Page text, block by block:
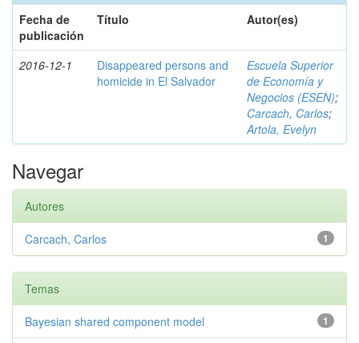
Fecha de
publicación
Título Autor(es)
2016-12-1
Disappeared persons and
homicide in El Salvador
Escuela Superior
de Economía y
Negocios (ESEN);
Carcach, Carlos;
Artola, Evelyn
Navegar
Autores
1
Carcach, Carlos
Temas
1
Bayesian shared component model